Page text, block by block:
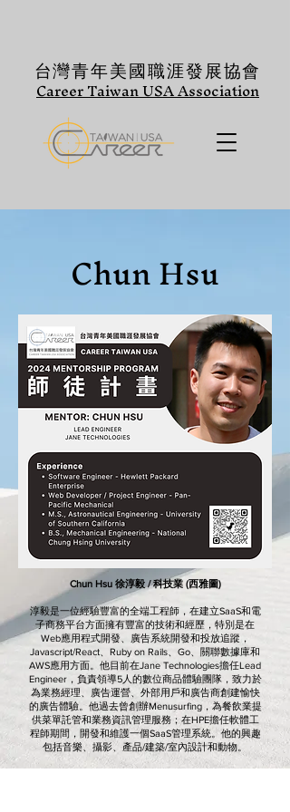
台灣青年美國職涯發展協會
Career Taiwan USA Association
Chun Hsu
Chun Hsu 徐淳毅 / 科技業 (西雅圖)
淳毅是一位經驗豐富的全端工程師，在建立SaaS和電
子商務平台方面擁有豐富的技術和經歷，特別是在
Web應用程式開發、廣告系統開發和投放追蹤，
Javascript/React、Ruby on Rails、Go、關聯數據庫和
AWS應用方面。他目前在Jane Technologies擔任Lead
Engineer，負責領導5人的數位商品體驗團隊，致力於
為業務經理、廣告運營、外部用戶和廣告商創建愉快
的廣告體驗。他過去曾創辦Menusurfing，為餐飲業提
供菜單託管和業務資訊管理服務；在HPE擔任軟體工
程師期間，開發和維護一個SaaS管理系統。他的興趣
包括音樂、攝影、產品/建築/室內設計和動物。